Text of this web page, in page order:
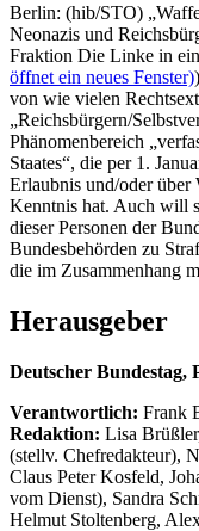
Berlin: (hib/STO)
Neonazis und
Fraktion Die Linke in
öffnet ein neues Fenster)
von wie vielen
„Reichsbürgern/
Phänomenbereich
Staates“, die per 1.
Erlaubnis und/oder über
Kenntnis hat. Auch will
dieser Personen der
Bundesbehörden zu
die im Zusammenhang
Herausgeber
Deutscher Bundestag,
Verantwortlich: Frank
Redaktion: Lisa
(stellv. Chefredakteur),
Claus Peter Kosfeld,
vom Dienst), Sandra
Helmut Stoltenberg,